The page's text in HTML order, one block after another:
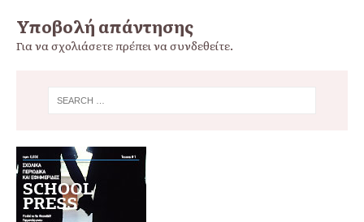
Υποβολή απάντησης
Για να σχολιάσετε πρέπει να συνδεθείτε.